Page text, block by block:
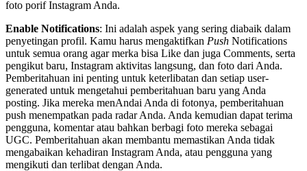
foto porif Instagram Anda.
Enable Notifications: Ini adalah aspek yang sering diabaik dalam
penyetingan profil. Kamu harus mengaktifkan Push Notifications
untuk semua orang agar merka bisa Like dan juga Comments, serta
pengikut baru, Instagram aktivitas langsung, dan foto dari Anda.
Pemberitahuan ini penting untuk keterlibatan dan setiap user-
generated untuk mengetahui pemberitahuan baru yang Anda
posting. Jika mereka menAndai Anda di fotonya, pemberitahuan
push menempatkan pada radar Anda. Anda kemudian dapat terima
pengguna, komentar atau bahkan berbagi foto mereka sebagai
UGC. Pemberitahuan akan membantu memastikan Anda tidak
mengabaikan kehadiran Instagram Anda, atau pengguna yang
mengikuti dan terlibat dengan Anda.